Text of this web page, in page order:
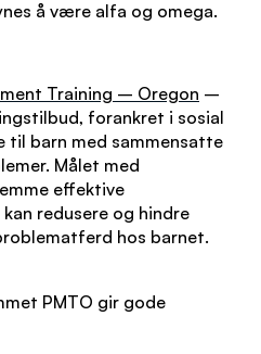
å være alfa og omega.
Training – Oregon –
forankret i sosial
barn med sammensatte
Målet med
effektive
redusere og hindre
hos barnet.
PMTO gir gode